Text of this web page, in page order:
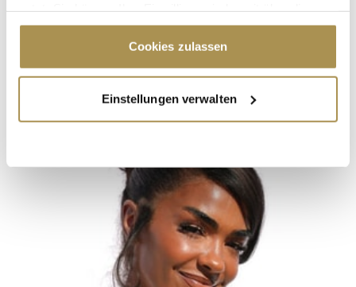
Cookie-Erklärung oder durch Klicken auf das Privacy
Trigger Symbol ändern oder widerrufen
Informationen über Ihre geografische Lage
erfassen, welche bis auf einige Meter genau sein
bestimmten Merkmalen (Fingerprinting) identifizieren
Erfahren Sie mehr darüber, wie Ihre persönlichen Daten
verarbeitet werden, und legen Sie Ihre Präferenzen im
Abschnitt Einzelheiten
Wir verwenden Cookies, um Inhalte und Anzeigen zu
Cookies zulassen
Einstellungen verwalten